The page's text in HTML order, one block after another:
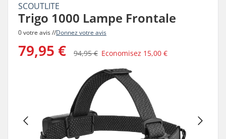
SCOUTLITE
Trigo 1000 Lampe Frontale
0 votre avis //Donnez votre avis
79,95 € 94,95 € Economisez 15,00 €